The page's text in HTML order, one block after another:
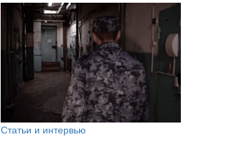
Статьи и интервью